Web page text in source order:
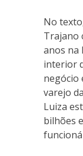
No
Trajano
anos na
interior
negócio
varejo
Luiza
bilhões